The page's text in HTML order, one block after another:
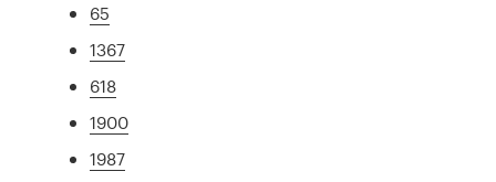
65
1367
618
1900
1987